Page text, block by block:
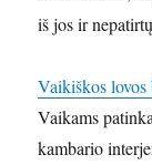
iš jos ir
Vaikiškos
Vaikams
kambario